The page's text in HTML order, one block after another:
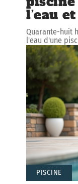
l’eau
Quarante-huit
l'eau d'une
PISCINE